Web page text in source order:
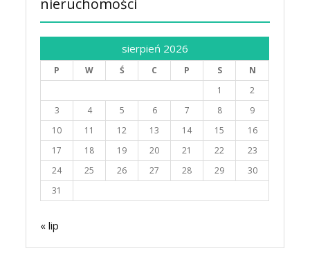
nieruchomości
sierpień 2026
P W Ś C P S
N
1
2
3
4 5 6 7 8
9
10
11 12 13 14 15
16
17
18 19 20 21 22
23
24
25 26 27 28 29
30
31
« lip